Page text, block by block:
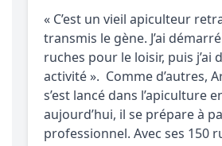
« C’est un vieil apiculteur
transmis le gène. J’ai
ruches pour le loisir, puis j’ai
activité ». Comme d’autres,
s’est lancé dans l’apiculture
aujourd’hui, il se prépare à
professionnel. Avec ses 150